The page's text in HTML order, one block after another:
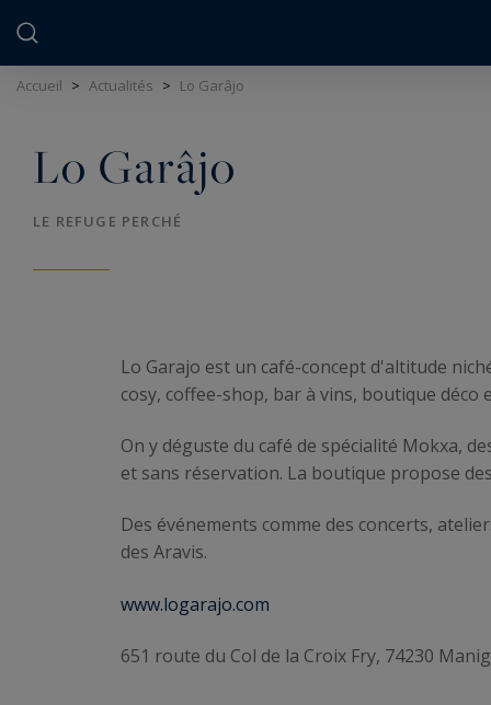
Accueil > Actualités > Lo Garâjo
Lo Garâjo
LE REFUGE PERCHÉ
Lo Garajo est un café-concept d'altitude
cosy, coffee-shop, bar à vins, boutique déco
On y déguste du café de spécialité Mokxa,
et sans réservation. La boutique propose
Des événements comme des concerts,
des Aravis.
www.logarajo.com
651 route du Col de la Croix Fry, 74230